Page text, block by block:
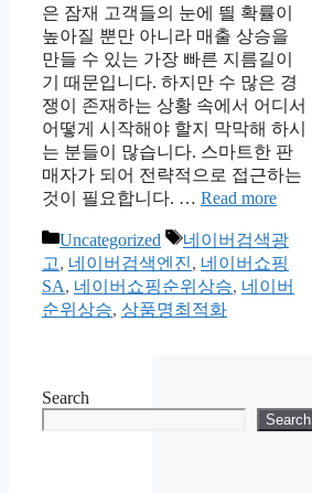
은 잠재 고객들의 눈에 띌 확률이
높아질 뿐만 아니라 매출 상승을
만들 수 있는 가장 빠른 지름길이
기 때문입니다. 하지만 수 많은 경
쟁이 존재하는 상황 속에서 어디서
어떻게 시작해야 할지 막막해 하시
는 분들이 많습니다. 스마트한 판
매자가 되어 전략적으로 접근하는
것이 필요합니다. … Read more
Categories
Uncategorized Tags
네이버검색광
고, 네이버검색엔진, 네이버쇼핑
SA, 네이버쇼핑순위상승, 네이버
순위상승, 상품명최적화
Search
Search